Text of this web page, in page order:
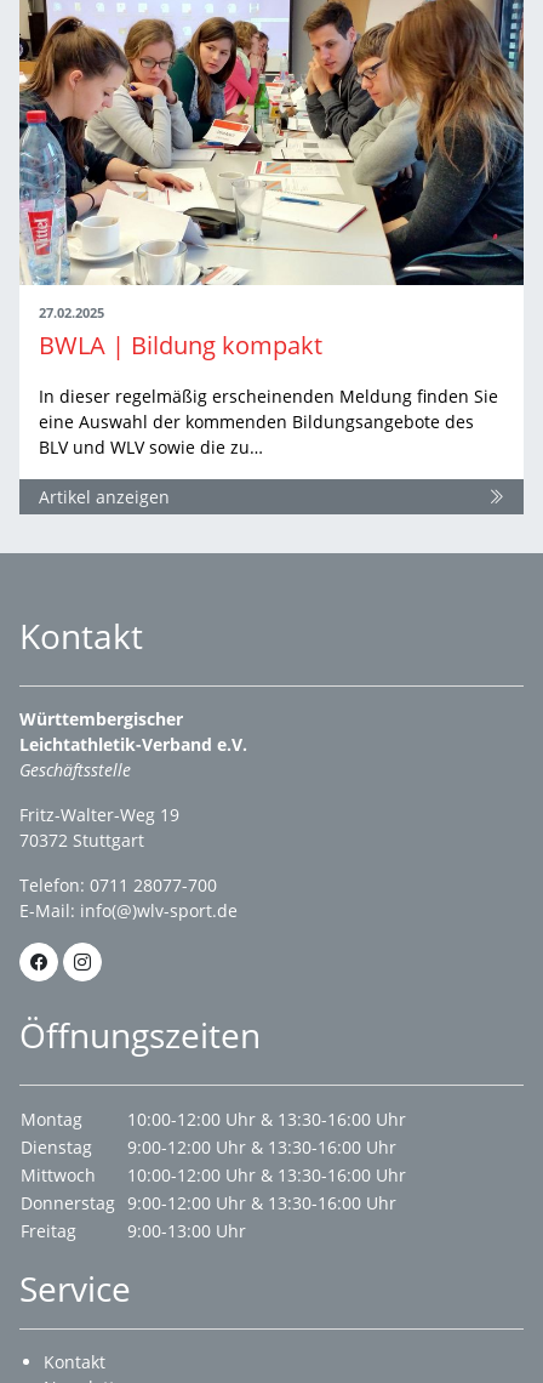
27.02.2025
BWLA | Bildung kompakt
In dieser regelmäßig erscheinenden Meldung finden Sie
eine Auswahl der kommenden Bildungsangebote des
BLV und WLV sowie die zu…
Artikel anzeigen
Kontakt
Württembergischer
Leichtathletik-Verband e.V.
Geschäftsstelle
Fritz-Walter-Weg 19
70372 Stuttgart
Telefon: 0711 28077-700
E-Mail: info(@)wlv-sport.de
Öffnungszeiten
Montag
10:00-12:00 Uhr & 13:30-16:00 Uhr
Dienstag
9:00-12:00 Uhr & 13:30-16:00 Uhr
Mittwoch
10:00-12:00 Uhr & 13:30-16:00 Uhr
Donnerstag 9:00-12:00 Uhr & 13:30-16:00 Uhr
Freitag
9:00-13:00 Uhr
Service
Kontakt